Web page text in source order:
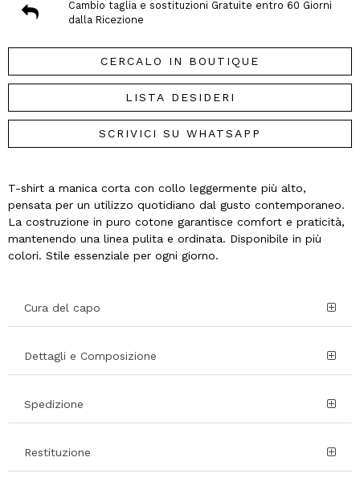
Cambio taglia e sostituzioni Gratuite entro 60 Giorni
dalla Ricezione
CERCALO IN BOUTIQUE
LISTA DESIDERI
SCRIVICI SU WHATSAPP
T-shirt a manica corta con collo leggermente più alto,
pensata per un utilizzo quotidiano dal gusto contemporaneo.
La costruzione in puro cotone garantisce comfort e praticità,
mantenendo una linea pulita e ordinata. Disponibile in più
colori. Stile essenziale per ogni giorno.
Cura del capo
Dettagli e Composizione
Spedizione
Restituzione